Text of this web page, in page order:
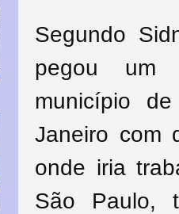
Segundo
pegou um
município
Janeiro com
onde iria
São Paulo,